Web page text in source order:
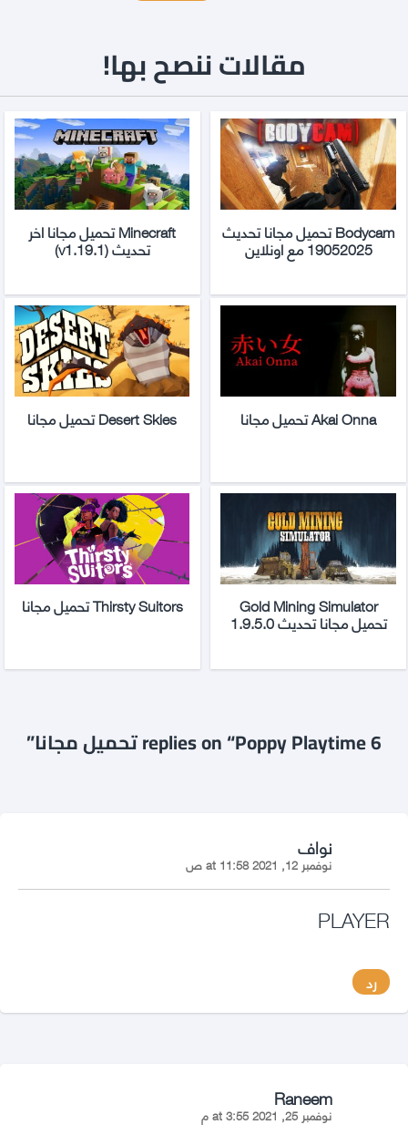
مقالات ننصح بها!
Bodycam تحميل مجانا تحديث
19052025 مع اونلاين
Minecraft تحميل مجانا اخر
تحديث (v1.19.1)
Akai Onna تحميل مجانا Desert Skies تحميل مجانا
Gold Mining Simulator
تحميل مجانا تحديث 1.9.5.0
Thirsty Suitors تحميل مجانا
6 replies on “Poppy Playtime تحميل مجانا”
نوافsays: نوفمبر 12, 2021 at 11:58 ص
PLAYER
رد
Raneem
نوفمبر 25, 2021 at 3:55 م